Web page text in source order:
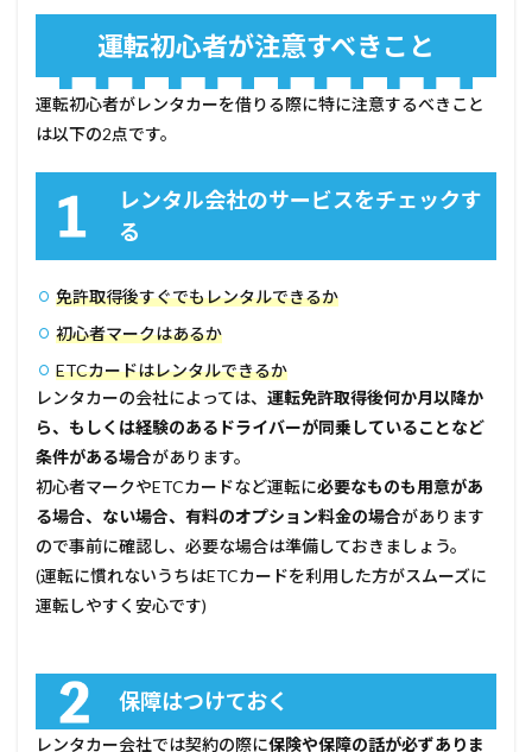
運転初心者が注意すべきこと
運転初心者がレンタカーを借りる際に特に注意するべきこと
は以下の2点です。
レンタル会社のサービスをチェックす
る
免許取得後すぐでもレンタルできるか
初心者マークはあるか
ETCカードはレンタルできるか
レンタカーの会社によっては、 運転免許取得後何か月以降か
ら、もしくは経験のあるドライバーが同乗していることなど
条件がある場合があります。
初心者マークやETCカードなど運転に必要なものも用意があ
る場合、ない場合、有料のオプション料金の場合があります
ので事前に確認し、必要な場合は準備しておきましょう。
(運転に慣れないうちはETCカードを利用した方がスムーズに
運転しやすく安心です)
保障はつけておく
レンタカー会社では契約の際に保険や保障の話が必ずありま